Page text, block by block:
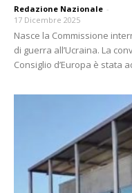
Redazione Nazionale -
17 Dicembre 2025
Nasce la Commissione
di guerra all’Ucraina. La
Consiglio d’Europa è stata